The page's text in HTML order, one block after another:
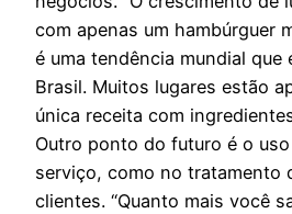
com apenas um hambúrguer
é uma tendência mundial que
Brasil. Muitos lugares estão
única receita com
Outro ponto do futuro é o
serviço, como no tratamento
clientes. “Quanto mais você